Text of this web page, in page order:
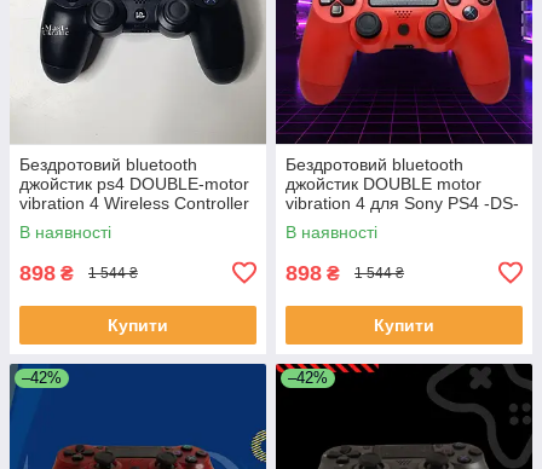
Бездротовий bluetooth
джойстик ps4 DOUBLE-motor
vibration 4 Wireless Controller
для Sony PS4 DS-2312,
Чорний
В наявності
898 ₴ 1 544 ₴
Купити
Бездротовий bluetooth
джойстик DOUBLE motor
vibration 4 для Sony PS4 -DS-
2312-Red
В наявності
898 ₴ 1 544 ₴
Купити
–42% –42%